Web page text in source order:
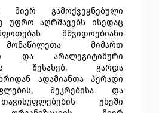
მიერ გამოქვეყნებული
უფრო აღრმავებს ისედაც
მშვიდოებიანი
მიმართ
და არალეგიტიმური
შესახებ. გარდა
ადამიანთა პერადი
შეკრებისა და
უხეში